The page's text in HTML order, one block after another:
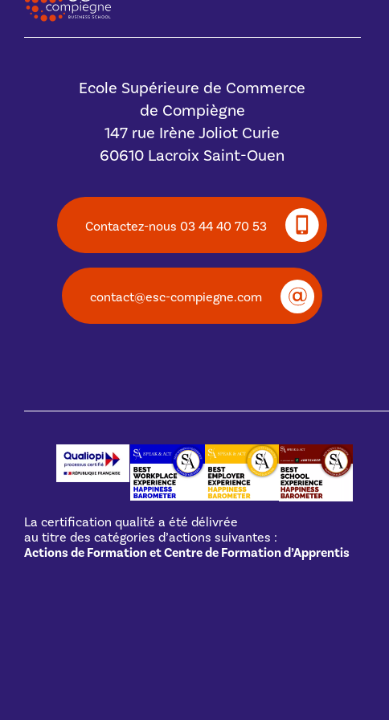
Ecole Supérieure de Commerce
de Compiègne
147 rue Irène Joliot Curie
60610 Lacroix Saint-Ouen
Contactez-nous 03 44 40 70 53
contact@esc-compiegne.com
La certification qualité a été délivrée
au titre des catégories d’actions suivantes :
Actions de Formation et Centre de Formation d’Apprentis